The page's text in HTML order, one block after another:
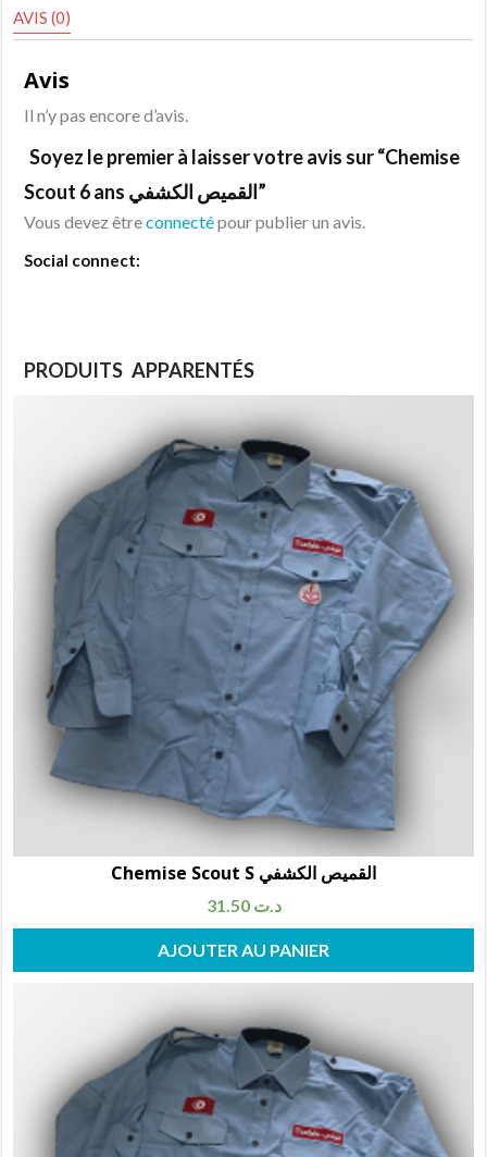
القميص
AVIS (0)
Avis
Il n’y pas encore d’avis.
Soyez le premier à laisser votre avis sur “Chemise
Scout 6 ans القميص الكشفي”
Vous devez êtreconnectépour publier un avis.
Social connect:
PRODUITS APPARENTÉS
Chemise Scout S القميص الكشفي
31.50 د.ت
AJOUTER AU PANIER